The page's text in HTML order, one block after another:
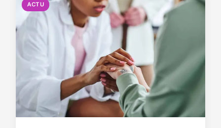
ACTU